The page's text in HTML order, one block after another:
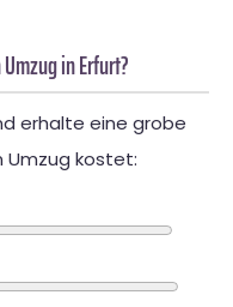
in Erfurt?
erhalte eine grobe
Umzug kostet: